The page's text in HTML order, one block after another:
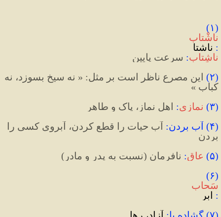
(۱)
ناشْتاب
: ناشتا
ناشِتاب: سرعت پايين
(۲)
کباب »
(۳) نمازی: اهل نماز، پاک و طاهر
(۴) آب بردن:
بردن
(۵) عاق: نافرمان (نسبت به پدر و مادر)
(۶)‌
سَحاب
: ابر